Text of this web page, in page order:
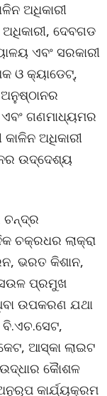
ଅଧିକାରୀ
ଦେବଗଡ
ଏବଂ ସରକାରୀ
ଓ କ୍ୟାଡେଟ୍,
ଅନୁଷ୍ଠାନର
ଏବଂ ଗଣମାଧ୍ୟମର
ଅଧିକାରୀ
ଉଦ୍ଦେଶ୍ୟ
ଚନ୍ଦ୍ର
ଚକ୍ରଧର ଲାକ୍ରା
ଭରତ କିଶାନ,
ପ୍ରମୁଖ
ଉପକରଣ ଯଥା
ଆସ୍କା ଲାଇଟ
କୈାଶଳ
କାର୍ଯ୍ୟକ୍ରମ